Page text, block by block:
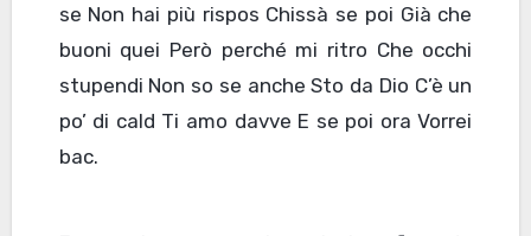
se Non hai più rispos Chissà se poi Già che
buoni quei Però perché mi ritro Che occhi
stupendi Non so se anche Sto da Dio C’è un
po’ di cald Ti amo davve E se poi ora Vorrei
bac.